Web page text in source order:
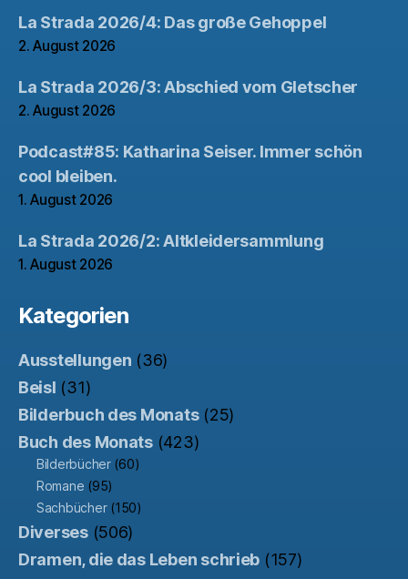
La Strada 2026/4: Das große Gehoppel
2. August 2026
La Strada 2026/3: Abschied vom Gletscher
2. August 2026
Podcast#85: Katharina Seiser. Immer schön
cool bleiben.
1. August 2026
La Strada 2026/2: Altkleidersammlung
1. August 2026
Kategorien
Ausstellungen (36)
Beisl (31)
Bilderbuch des Monats(25)
Buch des Monats(423)
Bilderbücher(60)
Romane (95)
Sachbücher(150)
Diverses(506)
Dramen, die das Leben schrieb (157)